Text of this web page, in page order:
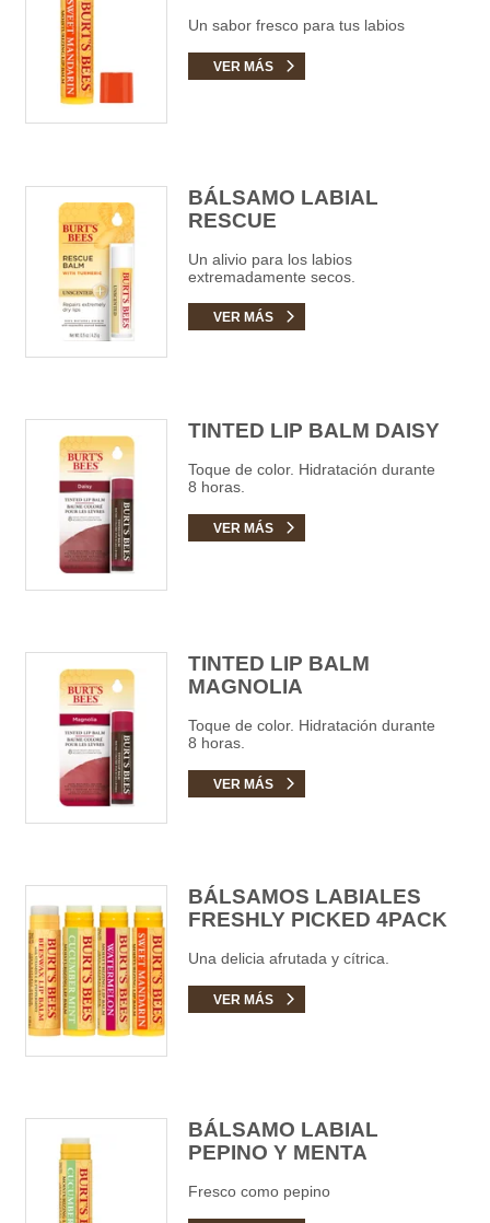
Un sabor fresco para tus labios
VER MÁS
BÁLSAMO LABIAL
RESCUE
Un alivio para los labios
extremadamente secos.
VER MÁS
TINTED LIP BALM DAISY
Toque de color. Hidratación durante
8 horas.
VER MÁS
TINTED LIP BALM
MAGNOLIA
Toque de color. Hidratación durante
8 horas.
VER MÁS
BÁLSAMOS LABIALES
FRESHLY PICKED 4PACK
Una delicia afrutada y cítrica.
VER MÁS
BÁLSAMO LABIAL
PEPINO Y MENTA
Fresco como pepino